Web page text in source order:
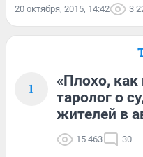
20 октября, 2015, 14:42 3
1
«Плохо, как
таролог о
жителей в
15 463 30